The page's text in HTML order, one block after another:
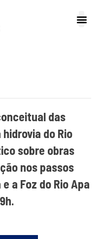
das
do Rio
sobre obras
nos passos
a Foz do Rio Apa